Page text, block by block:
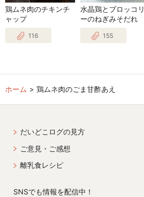
鶏ムネ肉のチキンチ
ャップ
116
水晶鶏とブロッコリ
ーのねぎみそだれ
155
ホーム 鶏ムネ肉のごま甘酢あえ
だいどこログの見方
ご意見・ご感想
離乳食レシピ
SNSでも情報を配信中！